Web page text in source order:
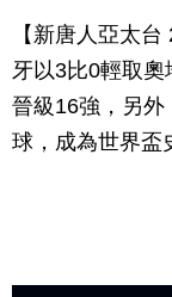
【新唐人亞太
牙以3比0輕取
晉級16強，另外
球，成為世界盃